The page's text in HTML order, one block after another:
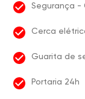
Segurança -
Cerca
Guarita de
Portaria 24h